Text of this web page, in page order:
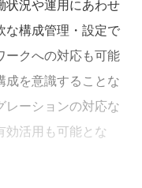
状況や運用にあわせ
な構成管理・設定で
ークへの対応も可能
成を意識することな
レーションの対応な
効活用も可能とな